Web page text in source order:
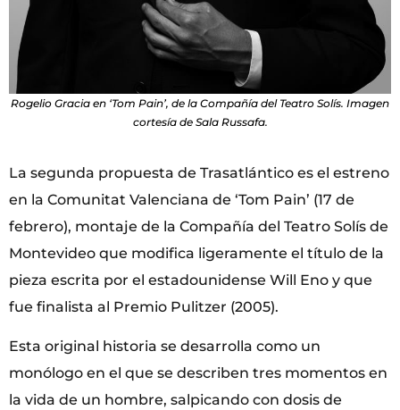
Rogelio Gracia en ‘Tom Pain’, de la Compañía del Teatro Solís. Imagen
cortesía de Sala Russafa.
La segunda propuesta de Trasatlántico es el estreno
en la Comunitat Valenciana de ‘Tom Pain’ (17 de
febrero), montaje de la Compañía del Teatro Solís de
Montevideo que modifica ligeramente el título de la
pieza escrita por el estadounidense Will Eno y que
fue finalista al Premio Pulitzer (2005).
Esta original historia se desarrolla como un
monólogo en el que se describen tres momentos en
la vida de un hombre, salpicando con dosis de